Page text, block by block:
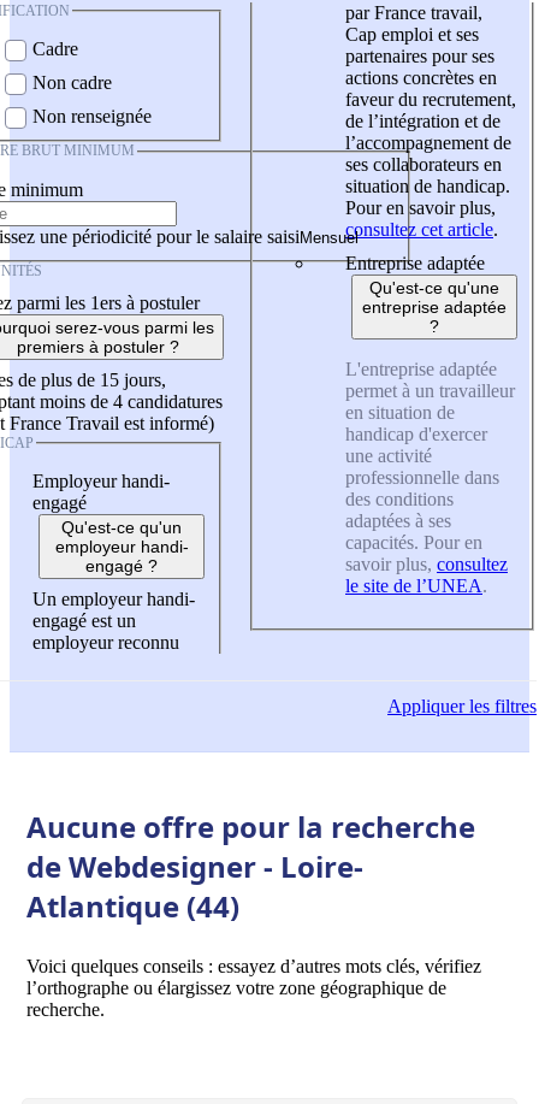
Cadre
Non cadre
Non renseignée
BRUT MINIMUM
minimum
une périodicité pour le salaire saisi
parmi les 1ers à postuler
serez-vous parmi les
premiers à postuler ?
de plus de 15 jours,
moins de 4 candidatures
France Travail est informé)
Employeur handi-
engagé
Qu'est-ce qu'un
employeur handi-
engagé ?
Un employeur handi-
engagé est un
employeur reconnu
par France travail,
Cap emploi et ses
partenaires pour ses
actions concrètes en
faveur du recrutement,
de l’intégration et de
l’accompagnement de
ses collaborateurs en
situation de handicap.
Pour en savoir plus,
consultez cet article.
Entreprise adaptée
Qu'est-ce qu'une
entreprise adaptée
?
L'entreprise adaptée
permet à un travailleur
en situation de
handicap d'exercer
une activité
professionnelle dans
des conditions
adaptées à ses
capacités. Pour en
savoir plus, consultez
le site de l’UNEA.
Appliquerles filtres
Aucune offre pour la recherche
de Webdesigner - Loire-
Atlantique (44)
Voici quelques conseils : essayez d’autres mots clés, vérifiez
l’orthographe ou élargissez votre zone géographique de
recherche.